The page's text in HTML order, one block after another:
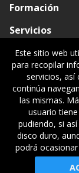
Formación
Servicios
Conócenos
Visado de
Ventanilla
Políticas
© Gipuzkoako
Oficial de
Este sitio web
para recopilar
servicios, así
continúa
las mismas.
usuario
pudiendo, si
disco duro,
podrá